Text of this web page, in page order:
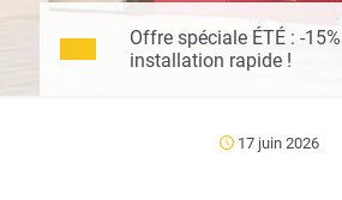
Offre spéciale ÉTÉ : -
installation rapide !
17 juin 2026